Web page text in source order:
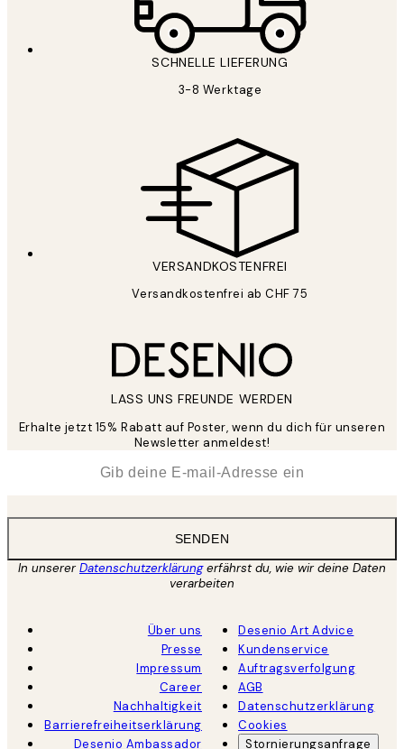
SCHNELLE LIEFERUNG
3-8 Werktage
VERSANDKOSTENFREI
Versandkostenfrei ab CHF 75
LASS UNS FREUNDE WERDEN
Erhalte jetzt 15% Rabatt auf Poster, wenn du dich für unseren
Newsletter anmeldest!
SENDEN
In unsererDatenschutzerklärungerfährst du, wie wir deine Daten
verarbeiten
Über uns
Presse
Impressum
Career
Nachhaltigkeit
Barrierefreiheitserklärung
Desenio Ambassador
Desenio Art Advice
Kundenservice
Auftragsverfolgung
AGB
Datenschutzerklärung
Cookies
Stornierungsanfrage